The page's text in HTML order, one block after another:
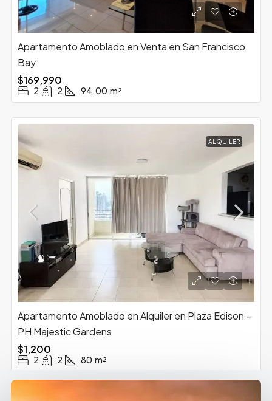
Apartamento Amoblado en Venta en San Francisco
Bay
$169,990
2 2 94.00 m²
ALQUILER
Apartamento Amoblado en Alquiler en Plaza Edison –
PH Majestic Gardens
$1,200
2 2 80 m²